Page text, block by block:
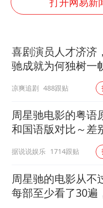
手机
梅
加
喜剧演员人才济济
驰成就为何独树一
凉爽追剧 488跟贴
周星驰电影的粤语
和国语版对比～差
大！讲粤语的星爷
自己！
据说说娱乐 1714跟贴
周星驰的电影从不
每部至少看了30遍